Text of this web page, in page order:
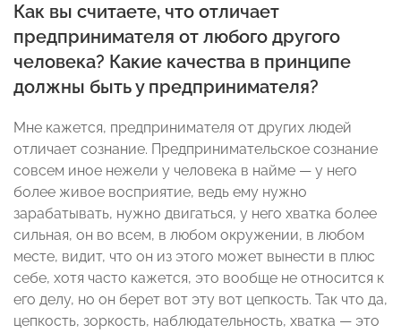
Как вы считаете, что отличает
предпринимателя от любого другого
человека? Какие качества в принципе
должны быть у предпринимателя?
Мне кажется, предпринимателя от других людей
отличает сознание. Предпринимательское сознание
совсем иное нежели у человека в найме — у него
более живое восприятие, ведь ему нужно
зарабатывать, нужно двигаться, у него хватка более
сильная, он во всем, в любом окружении, в любом
месте, видит, что он из этого может вынести в плюс
себе, хотя часто кажется, это вообще не относится к
его делу, но он берет вот эту вот цепкость. Так что да,
цепкость, зоркость, наблюдательность, хватка — это